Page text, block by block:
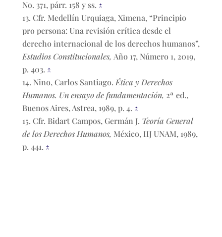
No. 371, párr. 158 y ss. ↑
Cfr. Medellín Urquiaga, Ximena, “Principio
pro persona: Una revisión crítica desde el
derecho internacional de los derechos humanos”,
Estudios Constitucionales, Año 17, Número 1, 2019,
p. 403. ↑
Nino, Carlos Santiago. Ética y Derechos
Humanos. Un ensayo de fundamentación, 2ª ed.,
Buenos Aires, Astrea, 1989, p. 4. ↑
Cfr. Bidart Campos, Germán J. Teoría General
de los Derechos Humanos, México, IIJ UNAM, 1989,
p. 441. ↑